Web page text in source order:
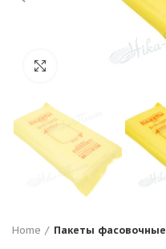
Click to enlarge
Home Пакеты фасовочные